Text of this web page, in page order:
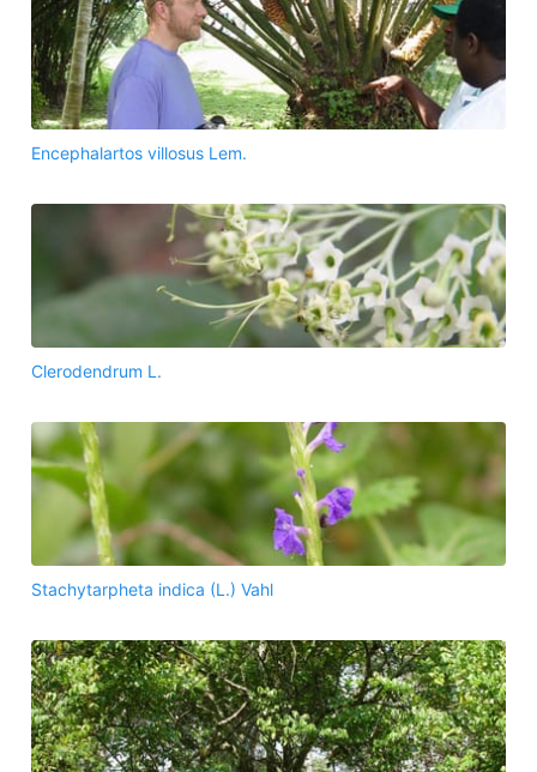
Encephalartos villosus Lem.
Clerodendrum L.
Stachytarpheta indica (L.) Vahl